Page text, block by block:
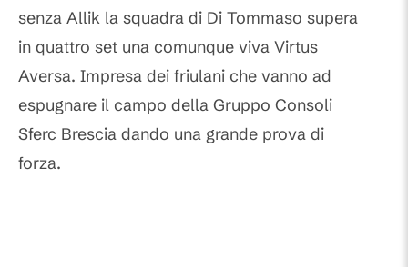
senza Allik la squadra di Di Tommaso supera
in quattro set una comunque viva Virtus
Aversa. Impresa dei friulani che vanno ad
espugnare il campo della Gruppo Consoli
Sferc Brescia dando una grande prova di
forza.